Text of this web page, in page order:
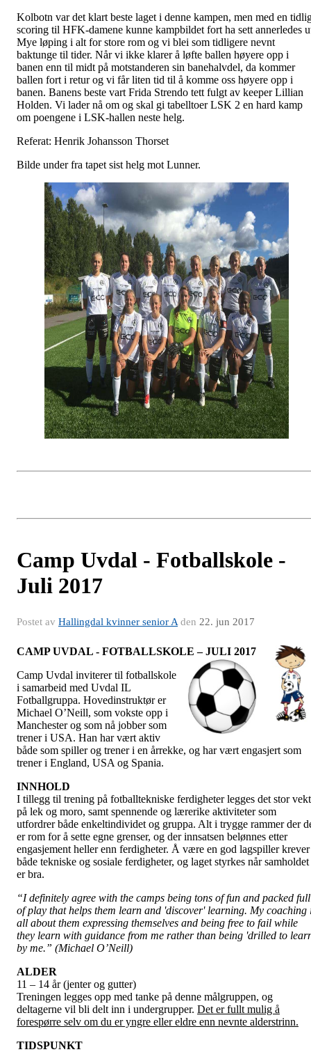
Kolbotn var det klart beste laget i denne kampen, men med en
scoring til HFK-damene kunne kampbildet fort ha sett annerledes
Mye løping i alt for store rom og vi blei som tidligere nevnt
baktunge til tider. Når vi ikke klarer å løfte ballen høyere opp i
banen enn til midt på motstanderen sin banehalvdel, da kommer
ballen fort i retur og vi får liten tid til å komme oss høyere opp i
banen. Banens beste vart Frida Strendo tett fulgt av keeper Lillian
Holden. Vi lader nå om og skal gi tabelltoer LSK 2 en hard kamp
om poengene i LSK-hallen neste helg.
Referat: Henrik Johansson Thorset
Bilde under fra tapet sist helg mot Lunner.
Camp Uvdal - Fotballskole -
Juli 2017
Postet av Hallingdal kvinner senior A den 22. jun 2017
CAMP UVDAL - FOTBALLSKOLE – JULI 2017
Camp Uvdal inviterer til fotballskole
i samarbeid med Uvdal IL
Fotballgruppa. Hovedinstruktør er
Michael O’Neill, som vokste opp i
Manchester og som nå jobber som
trener i USA. Han har vært aktiv
både som spiller og trener i en årrekke, og har vært engasjert som
trener i England, USA og Spania.
INNHOLD
I tillegg til trening på fotballtekniske ferdigheter legges det stor vekt
på lek og moro, samt spennende og lærerike aktiviteter som
utfordrer både enkeltindividet og gruppa. Alt i trygge rammer der
er rom for å sette egne grenser, og der innsatsen belønnes etter
engasjement heller enn ferdigheter. Å være en god lagspiller krever
både tekniske og sosiale ferdigheter, og laget styrkes når samholdet
er bra.
“I definitely agree with the camps being tons of fun and packed full
of play that helps them learn and 'discover' learning. My coaching
all about them expressing themselves and being free to fail while
they learn with guidance from me rather than being 'drilled to
by me.” (Michael O’Neill)
ALDER
11 – 14 år (jenter og gutter)
Treningen legges opp med tanke på denne målgruppen, og
deltagerne vil bli delt inn i undergrupper. Det er fullt mulig å
forespørre selv om du er yngre eller eldre enn nevnte alderstrinn.
TIDSPUNKT